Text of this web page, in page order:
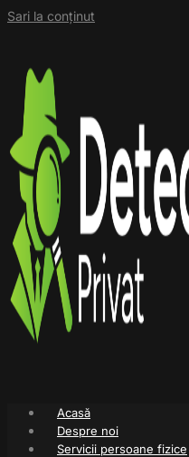
Sari la conținut
Acasă
Despre noi
Servicii persoane fizice